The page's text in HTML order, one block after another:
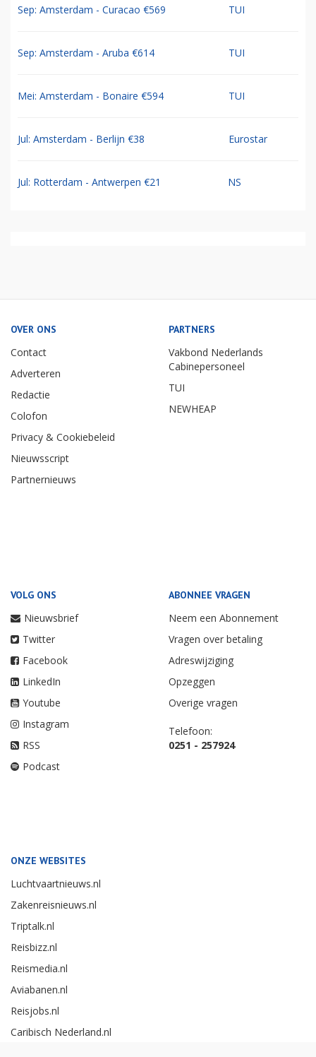
Sep: Amsterdam - Curacao €569 TUI
Sep: Amsterdam - Aruba €614 TUI
Mei: Amsterdam - Bonaire €594 TUI
Jul: Amsterdam - Berlijn €38 Eurostar
Jul: Rotterdam - Antwerpen €21 NS
OVER ONS
Contact
Adverteren
Redactie
Colofon
Privacy & Cookiebeleid
Nieuwsscript
Partnernieuws
PARTNERS
Vakbond Nederlands
Cabinepersoneel
TUI
NEWHEAP
VOLG ONS
Nieuwsbrief
Twitter
Facebook
LinkedIn
Youtube
Instagram
RSS
Podcast
ABONNEE VRAGEN
Neem een Abonnement
Vragen over betaling
Adreswijziging
Opzeggen
Overige vragen
Telefoon:
0251 - 257924
ONZE WEBSITES
Luchtvaartnieuws.nl
Zakenreisnieuws.nl
Triptalk.nl
Reisbizz.nl
Reismedia.nl
Aviabanen.nl
Reisjobs.nl
Caribisch Nederland.nl